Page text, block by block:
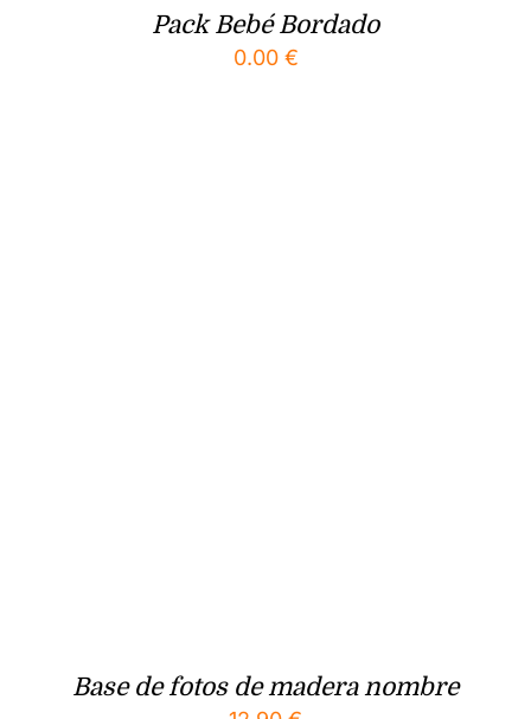
Pack Bebé Bordado
0.00 €
Base de fotos de madera nombre